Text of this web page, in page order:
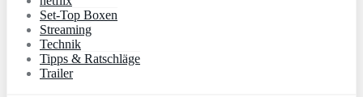
Set-Top Boxen
Streaming
Technik
Tipps & Ratschläge
Trailer